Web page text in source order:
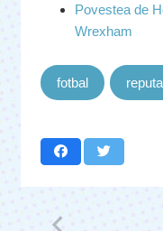
Povestea de
Wrexham
fotbal